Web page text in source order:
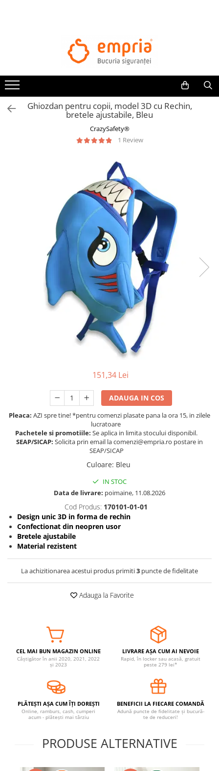
Bariere protectie pentru pat
Protectii mobilier
Banda protectie mobila copii
Protectie colturi mobila copii
Sigurante geamuri si usi glisante
Kituri de siguranta pentru copii si
Poarta siguranta copii
Deflectoare pentru aer conditionat
Casti antifonice pentru copii si
Echipament protectie bicicleta si
Palarii protectie UV
Accesorii plaja
Puericultura mare
Carucioare si scaune auto
Ingrijire bebe si mama
Igiena si ingrijire bebelusi
Accesorii bebelusi / nou-nascuti
Diversificare bebelusi
Jucarii dentitie
Jocuri educative
Jucarii bebelusi
Covorase ortopedice senzoriale
Cuburi magnetice JollyHeap®
Rechizite scolare
LEGO
Stickere decorative
Ghiozdan pentru copii, model 3D cu Rechin,
bretele ajustabile, Bleu
CrazySafety®
1 Review
151,34 Lei
ADAUGA IN COS
Pleaca: AZI spre tine! *pentru comenzi plasate pana la ora 15, in zilele
lucratoare
Pachetele si promotiile: Se aplica in limita stocului disponibil.
SEAP/SICAP: Solicita prin email la comenzi@empria.ro postare in
SEAP/SICAP
Culoare: Bleu
IN STOC
Data de livrare: poimaine, 11.08.2026
Cod Produs: 170101-01-01
Design unic 3D in forma de rechin
Confectionat din neopren usor
Bretele ajustabile
Material rezistent
La achizitionarea acestui produs primiti3 puncte de fidelitate
Adauga la Favorite
CEL MAI BUN MAGAZIN ONLINE
Câștigător în anii 2020, 2021, 2022
și 2023
LIVRARE AȘA CUM AI NEVOIE
Rapid, în locker sau acasă, gratuit
peste 279 lei*
PLĂTEȘTI AȘA CUM ÎȚI DOREȘTI
Online, ramburs, cash, cumperi
acum - plătești mai târziu
BENEFICII LA FIECARE COMANDĂ
Adună puncte de fidelitate și bucură-
te de reduceri!
PRODUSE ALTERNATIVE